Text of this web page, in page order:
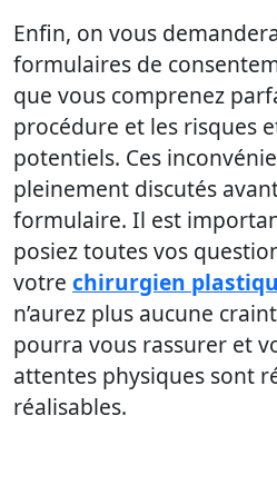
Enfin, on vous
formulaires de
que vous comprenez
procédure et les risques
potentiels. Ces
pleinement discutés
formulaire. Il est
posiez toutes vos
votre chirurgien
n’aurez plus aucune
pourra vous rassurer et
attentes physiques sont
réalisables.